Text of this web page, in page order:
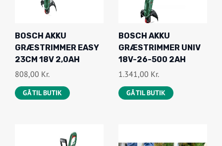
BOSCH AKKU
GRÆSTRIMMER EASY
23CM 18V 2,0AH
808,00 Kr.
GÅ TIL BUTIK
BOSCH AKKU
GRÆSTRIMMER UNIV
18V-26-500 2AH
1.341,00 Kr.
GÅ TIL BUTIK